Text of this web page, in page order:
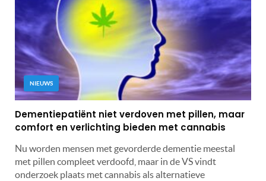
NIEUWS
Dementiepatiënt niet verdoven met pillen, maar
comfort en verlichting bieden met cannabis
Nu worden mensen met gevorderde dementie meestal
met pillen compleet verdoofd, maar in de VS vindt
onderzoek plaats met cannabis als alternatieve